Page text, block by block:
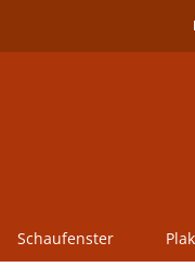
Schaufenster